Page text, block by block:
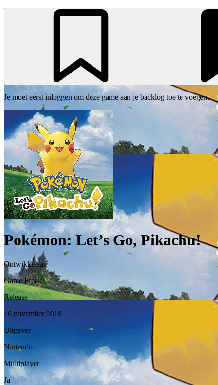
Je moet eerst inloggen om deze game aan je backlog toe te voegen.
Pokémon: Let’s Go, Pikachu!
Ontwikkelaar
Game Freak
Release
16 november 2018
Uitgever
Nintendo
Multiplayer
Ja